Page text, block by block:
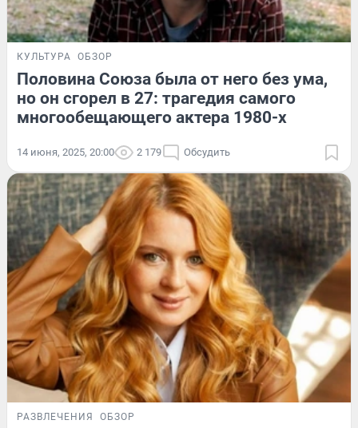
КУЛЬТУРА ОБЗОР
Половина Союза была от него без ума,
но он сгорел в 27: трагедия самого
многообещающего актера 1980-х
14 июня, 2025, 20:00 2 179 Обсудить
РАЗВЛЕЧЕНИЯ ОБЗОР